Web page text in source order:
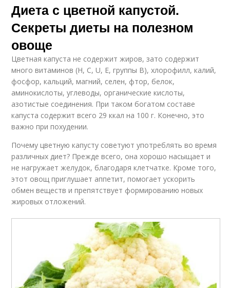
Диета с цветной капустой.
Секреты диеты на полезном
овоще
Цветная капуста не содержит жиров, зато содержит
много витаминов (Н, С, U, Е, группы В), хлорофилл, калий,
фосфор, кальций, магний, селен, фтор, белок,
аминокислоты, углеводы, органические кислоты,
азотистые соединения. При таком богатом составе
капуста содержит всего 29 ккал на 100 г. Конечно, это
важно при похудении.
Почему цветную капусту советуют употреблять во время
различных диет? Прежде всего, она хорошо насыщает и
не нагружает желудок, благодаря клетчатке. Кроме того,
этот овощ приглушает аппетит, помогает ускорить
обмен веществ и препятствует формированию новых
жировых отложений.